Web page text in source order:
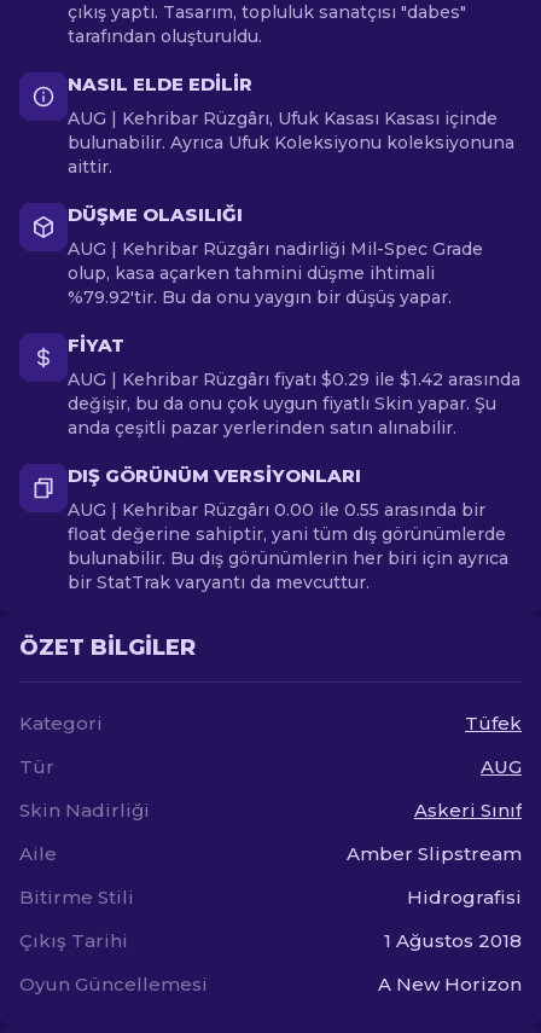
çıkış yaptı. Tasarım, topluluk sanatçısı "dabes"
tarafından oluşturuldu.
NASIL ELDE EDILIR
AUG | Kehribar Rüzgârı, Ufuk Kasası Kasası içinde
bulunabilir. Ayrıca Ufuk Koleksiyonu koleksiyonuna
aittir.
DÜŞME OLASILIĞI
AUG | Kehribar Rüzgârı nadirliği Mil-Spec Grade
olup, kasa açarken tahmini düşme ihtimali
%79.92'tir. Bu da onu yaygın bir düşüş yapar.
FIYAT
AUG | Kehribar Rüzgârı fiyatı $0.29 ile $1.42 arasında
değişir, bu da onu çok uygun fiyatlı Skin yapar. Şu
anda çeşitli pazar yerlerinden satın alınabilir.
DIŞ GÖRÜNÜM VERSIYONLARI
AUG | Kehribar Rüzgârı 0.00 ile 0.55 arasında bir
float değerine sahiptir, yani tüm dış görünümlerde
bulunabilir. Bu dış görünümlerin her biri için ayrıca
bir StatTrak varyantı da mevcuttur.
ÖZET BILGILER
Kategori
Tüfek
Tür
AUG
Skin Nadirliği
Askeri Sınıf
Aile
Amber Slipstream
Bitirme Stili
Hidrografisi
Çıkış Tarihi
1 Ağustos 2018
Oyun Güncellemesi
A New Horizon